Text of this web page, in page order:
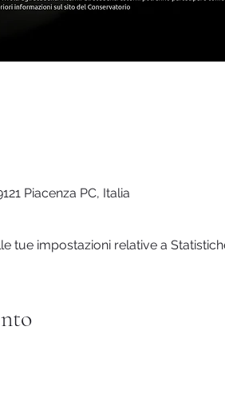
Piacenza PC, Italia
tue impostazioni relative a